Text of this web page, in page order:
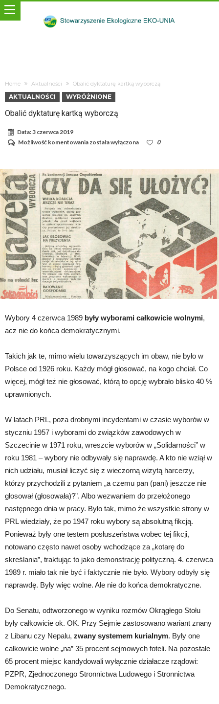
Home Aktualności Obalić dyktaturę kartką wyborczą
AKTUALNOŚCI WYRÓŻNIONE
Obalić dyktaturę kartką wyborczą
Data:3 czerwca 2019
Możliwość komentowania Obalić
została wyłączona 0
Wybory 4 czerwca 1989 były wyborami całkowicie wolnymi,
acz nie do końca demokratycznymi.
Takich jak te, mimo wielu towarzyszących im obaw, nie było w
Polsce od 1926 roku. Każdy mógł głosować, na kogo chciał. Co
więcej, mógł też nie głosować, którą to opcję wybrało blisko 40 %
uprawnionych.
W latach PRL, poza drobnymi incydentami w czasie wyborów w
styczniu 1957 i wyborami do związków zawodowych w
Szczecinie w 1971 roku, wreszcie wyborów w „Solidarności” w
roku 1981 – wybory nie odbywały się naprawdę. A kto nie wziął w
nich udziału, musiał liczyć się z wieczorną wizytą harcerzy,
którzy przychodzili z pytaniem „a czemu pan (pani) jeszcze nie
głosował (głosowała)?”. Albo wezwaniem do przełożonego
następnego dnia w pracy. Było tak, mimo że wszystkie strony w
PRL wiedziały, że po 1947 roku wybory są absolutną fikcją.
Ponieważ były one testem posłuszeństwa wobec tej fikcji,
notowano często nawet osoby wchodzące za „kotarę do
skreślania”, traktując to jako demonstrację polityczną. 4. czerwca
1989 r. miało tak nie być i faktycznie nie było. Wybory odbyły się
naprawdę. Były więc wolne. Ale nie do końca demokratyczne.
Do Senatu, odtworzonego w wyniku rozmów Okrągłego Stołu
były całkowicie ok. OK. Przy Sejmie zastosowano wariant znany
z Libanu czy Nepalu, zwany systemem kurialnym. Były one
całkowicie wolne „na” 35 procent sejmowych foteli. Na pozostałe
65 procent miejsc kandydowali wyłącznie działacze rządowi:
PZPR, Zjednoczonego Stronnictwa Ludowego i Stronnictwa
Demokratycznego.